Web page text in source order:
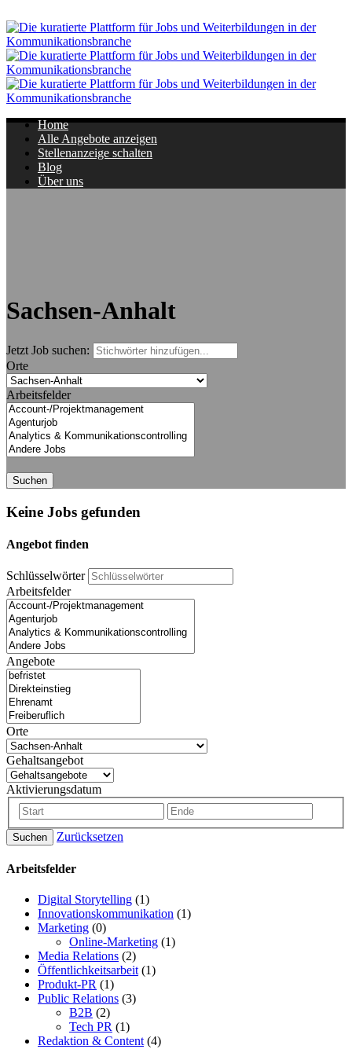
Home
Alle Angebote anzeigen
Stellenanzeige schalten
Blog
Über uns
Sachsen-Anhalt
Jetzt Job suchen:
Orte
Arbeitsfelder
Suchen
Keine Jobs gefunden
Angebot finden
Schlüsselwörter
Arbeitsfelder
Angebote
Orte
Gehaltsangebot
Aktivierungsdatum
Suchen Zurücksetzen
Arbeitsfelder
Digital Storytelling (1)
Innovationskommunikation (1)
Marketing (0)
Online-Marketing (1)
Media Relations (2)
Öffentlichkeitsarbeit (1)
Produkt-PR (1)
Public Relations (3)
B2B (2)
Tech PR (1)
Redaktion & Content (4)